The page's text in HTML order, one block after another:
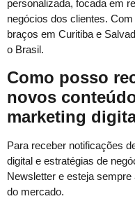
personalizada, focada em
negócios dos clientes.
braços em Curitiba e
o Brasil.
Como posso
novos
marketing
Para receber notificações
digital e estratégias de
Newsletter e esteja
do mercado.